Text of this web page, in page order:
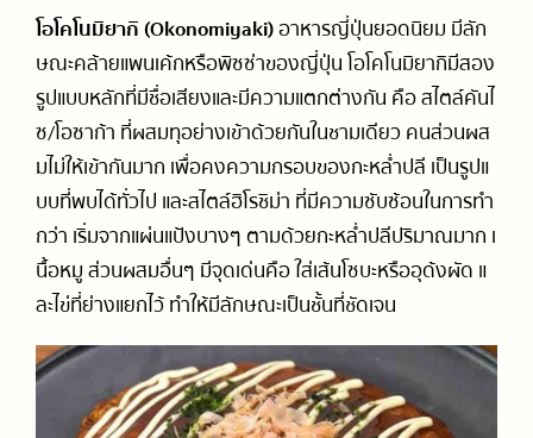
โอโคโนมิยากิ (Okonomiyaki)อาหารญี่ปุ่นยอดนิยม มีลัก
ษณะคล้ายแพนเค้กหรือพิซซ่าของญี่ปุ่น โอโคโนมิยากิมีสอง
รูปแบบหลักที่มีชื่อเสียงและมีความแตกต่างกัน คือ สไตล์คันไ
ซ/โอซาก้า ที่ผสมทุอย่างเข้าด้วยกันในชามเดียว คนส่วนผส
มไม่ให้เข้ากันมาก เพื่อคงความกรอบของกะหล่ำปลี เป็นรูปแ
บบที่พบได้ทั่วไป และสไตล์ฮิโรชิม่า ที่มีความซับซ้อนในการทำ
กว่า เริ่มจากแผ่นแป้งบางๆ ตามด้วยกะหล่ำปลีปริมาณมาก เ
นื้อหมู ส่วนผสมอื่นๆ มีจุดเด่นคือ ใส่เส้นโซบะหรืออุด้งผัด แ
ละไข่ที่ย่างแยกไว้ ทำให้มีลักษณะเป็นชั้นที่ชัดเจน